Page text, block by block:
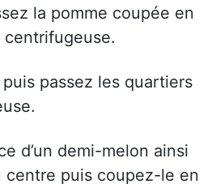
la pomme coupée en
centrifugeuse.
puis passez les quartiers
d’un demi-melon ainsi
centre puis coupez-le en